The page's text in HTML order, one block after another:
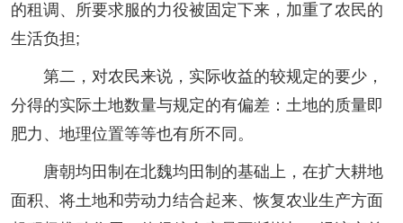
的租调、所要求服的力役被固定下来，加重了农民的
生活负担;
第二，对农民来说，实际收益的较规定的要少，
分得的实际土地数量与规定的有偏差：土地的质量即
肥力、地理位置等等也有所不同。
唐朝均田制在北魏均田制的基础上，在扩大耕地
面积、将土地和劳动力结合起来、恢复农业生产方面